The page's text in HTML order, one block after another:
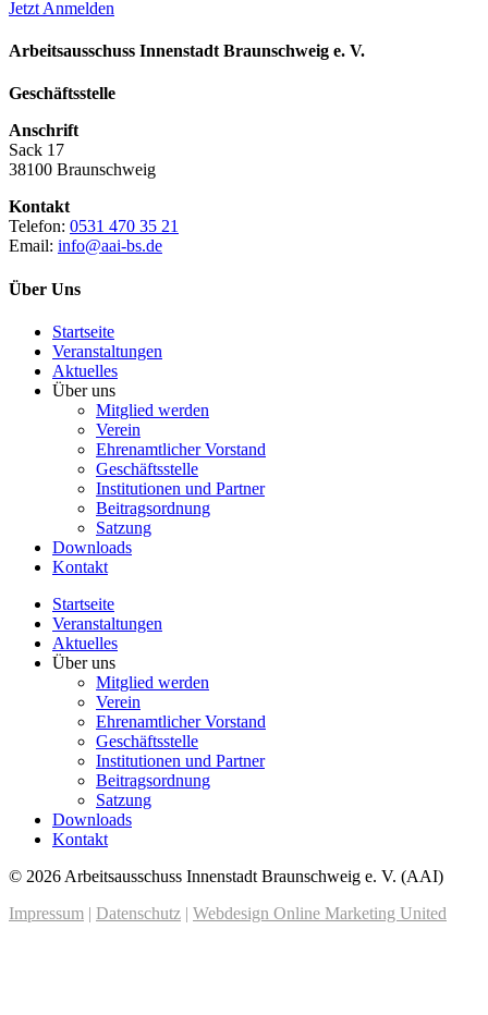
Jetzt Anmelden
Arbeitsausschuss Innenstadt Braunschweig e. V.
Geschäftsstelle
Anschrift
Sack 17
38100 Braunschweig
Kontakt
Telefon: 0531 470 35 21
Email: info@aai-bs.de
Über Uns
Startseite
Veranstaltungen
Aktuelles
Über uns
Mitglied werden
Verein
Ehrenamtlicher Vorstand
Geschäftsstelle
Institutionen und Partner
Beitragsordnung
Satzung
Downloads
Kontakt
Startseite
Veranstaltungen
Aktuelles
Über uns
Mitglied werden
Verein
Ehrenamtlicher Vorstand
Geschäftsstelle
Institutionen und Partner
Beitragsordnung
Satzung
Downloads
Kontakt
© 2026 Arbeitsausschuss Innenstadt Braunschweig e. V. (AAI)
Impressum | Datenschutz | Webdesign Online Marketing United